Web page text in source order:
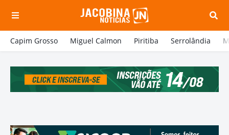
Capim Grosso Miguel Calmon Piritiba Serrolândia